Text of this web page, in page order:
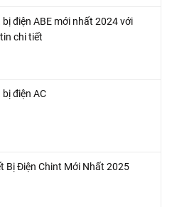
điện ABE mới nhất 2024 với
chi tiết
điện AC
Bị Điện Chint Mới Nhất 2025